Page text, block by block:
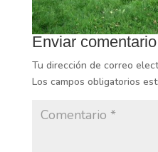
Enviar comentario
Tu dirección de correo
Los campos obligatorios